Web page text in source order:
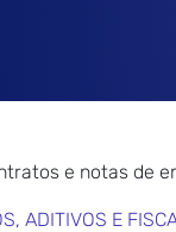
e notas de
ADITIVOS E